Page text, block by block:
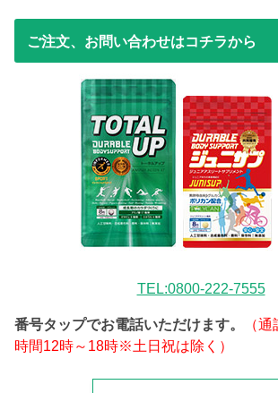
ご注文、お問い合わせはコチラから
TEL:0800-222-7555
番号タップでお電話いただけます。
（
時間12時～18時※土日祝は除く）